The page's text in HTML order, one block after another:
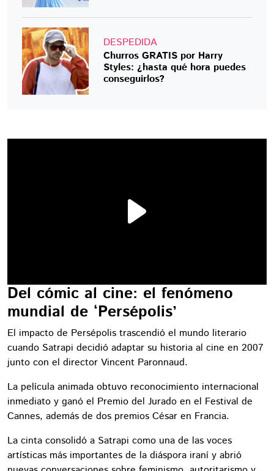
DESPEDIDA
Churros GRATIS por Harry
Styles: ¿hasta qué hora puedes
conseguirlos?
Del cómic al cine: el fenómeno
mundial de ‘Persépolis’
El impacto de Persépolis trascendió el mundo literario
cuando Satrapi decidió adaptar su historia al cine en 2007
junto con el director Vincent Paronnaud.
La película animada obtuvo reconocimiento internacional
inmediato y ganó el Premio del Jurado en el Festival de
Cannes, además de dos premios César en Francia.
La cinta consolidó a Satrapi como una de las voces
artísticas más importantes de la diáspora iraní y abrió